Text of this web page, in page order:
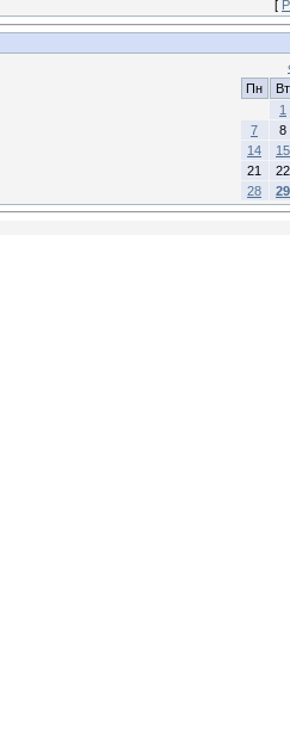
[
Пн
Вт
1
7
8
14
15
21
22
28
29